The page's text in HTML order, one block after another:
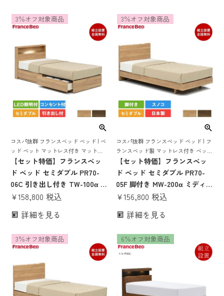
き 宮付き 棚付き コンセント付
き コンパクト すのこ スノコ
き 宮付き 棚付き コンセント付
き コンパクト すのこ スノコ
コスパ抜群 フランスベッド ベッド | ベ
ッド ベット マットレス付き マットレ
スセット 70周年 収納 収納付き 引き出
し スノコ すのこ すのこベッド 宮付き
【セット特価】フランスベッ
ド ベッド セミダブル PR70-
06C 引き出し付き TW-100α |
正規品 フランスベッド製 セミ
マットレスセット ベッドセッ
き 収納付き 棚付き コンセント
コンパクト すのこ スノコ 日本
製
3％オフ対象商品
¥158,800 税込
詳細を見る
コスパ抜群 フランスベッド ベッド | フ
ランスベッド製 マットレス付き ベット
マットレス 付き マットレスセット 70
周年 脚付き スノコ すのこ すのこベッ
【セット特価】フランスベッ
ド ベッド セミダブル PR70-
05F 脚付き MW-200α ミディア
ムソフト | 正規品 フランスベ
トレス付き マットレスセット
ト すのこ スノコ すのこベッド
日本製 pr70-05f 70周年
3％オフ対象商品
¥156,800 税込
詳細を見る
3％オフ対象商品 6％オフ対象商品